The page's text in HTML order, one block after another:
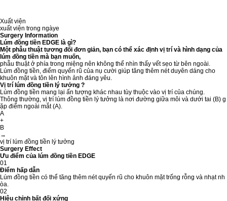
Xuất viện
xuất viện trong ngàye
Surgery Information
Lúm đồng tiền EDGE là gì?
Một phẫu thuật tương đối đơn giản, bạn có thể xác định vị trí và hình dạng của
lúm đồng tiền mà bạn muốn,
phẫu thuật ở phía trong miệng nên không thể nhìn thấy vết sẹo từ bên ngoài.
Lúm đồng tiền, điểm quyến rũ của nụ cười giúp tăng thêm nét duyên dáng cho
khuôn mặt và tôn lên hình ảnh đáng yêu.
Vị trí lúm đồng tiền lý tưởng ?
Lúm đồng tiền mang lại ấn tượng khác nhau tùy thuộc vào vị trí của chúng.
Thông thường, vị trí lúm đồng tiền lý tưởng là nơi đường giữa môi và dưới tai (B) g
ặp điểm ngoài mắt (A).
A
+
B
→
vị trí lúm đồng tiền lý tưởng
Surgery Effect
Ưu điểm của lúm đồng tiền EDGE
01
Điểm hấp dẫn
Lúm đồng tiền có thể tăng thêm nét quyến rũ cho khuôn mặt trống rỗng và nhạt nh
òa.
02
Hiệu chỉnh bất đối xứng